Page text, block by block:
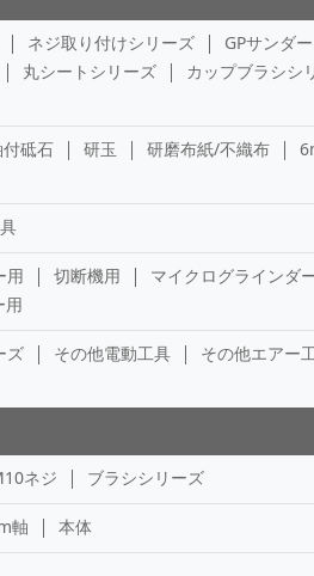
ネジ取り付けシリーズ
GPサンダ
丸シートシリーズ カップブラシシ
付砥石 研玉 研磨布紙/不織布
用 切断機用
マイクログラインダ
用
ズ その他電動工具
その他エアー
ネジ ブラシシリーズ
軸 本体